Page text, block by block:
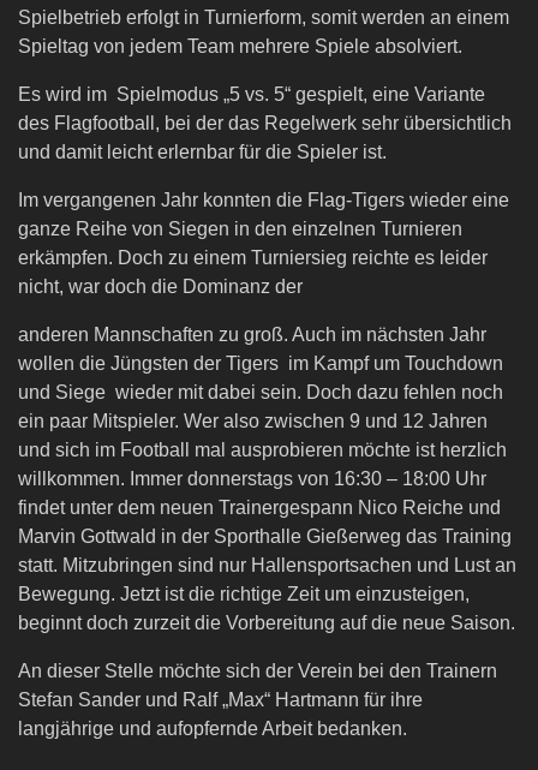
Spielbetrieb erfolgt in Turnierform, somit werden an einem
Spieltag von jedem Team mehrere Spiele absolviert.
Es wird im Spielmodus „5 vs. 5“ gespielt, eine Variante
des Flagfootball, bei der das Regelwerk sehr übersichtlich
und damit leicht erlernbar für die Spieler ist.
Im vergangenen Jahr konnten die Flag-Tigers wieder eine
ganze Reihe von Siegen in den einzelnen Turnieren
erkämpfen. Doch zu einem Turniersieg reichte es leider
nicht, war doch die Dominanz der
anderen Mannschaften zu groß. Auch im nächsten Jahr
wollen die Jüngsten der Tigers im Kampf um Touchdown
und Siege wieder mit dabei sein. Doch dazu fehlen noch
ein paar Mitspieler. Wer also zwischen 9 und 12 Jahren
und sich im Football mal ausprobieren möchte ist herzlich
willkommen. Immer donnerstags von 16:30 – 18:00 Uhr
findet unter dem neuen Trainergespann Nico Reiche und
Marvin Gottwald in der Sporthalle Gießerweg das Training
statt. Mitzubringen sind nur Hallensportsachen und Lust an
Bewegung. Jetzt ist die richtige Zeit um einzusteigen,
beginnt doch zurzeit die Vorbereitung auf die neue Saison.
An dieser Stelle möchte sich der Verein bei den Trainern
Stefan Sander und Ralf „Max“ Hartmann für ihre
langjährige und aufopfernde Arbeit bedanken.